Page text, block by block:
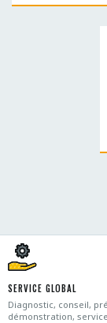
SERVICE GLOBAL
Diagnostic, conseil,
démonstration,